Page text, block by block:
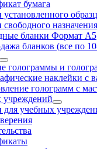
бумага
установленного
свободного назначения
бланки Формат А5
бланков (все по
голограммы и
наклейки с
голограмм с
учреждений
для учебных